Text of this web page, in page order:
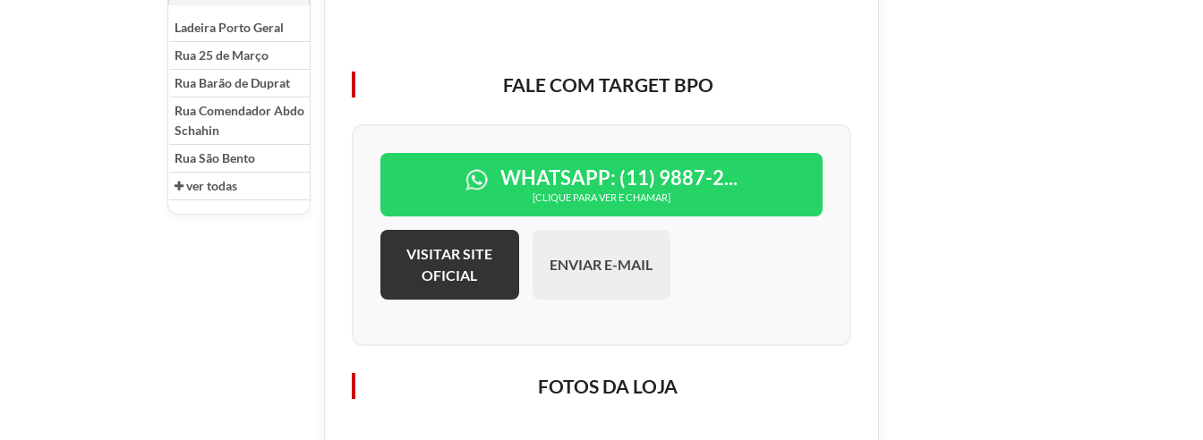
Ladeira Porto Geral
Rua 25 de Março
Rua Barão de Duprat
Rua Comendador Abdo
Schahin
Rua São Bento
ver todas
FALE COM TARGET BPO
WHATSAPP: (11) 9887-2...
[CLIQUE PARA VER E CHAMAR]
VISITAR SITE
OFICIAL
ENVIAR E-MAIL
FOTOS DA LOJA